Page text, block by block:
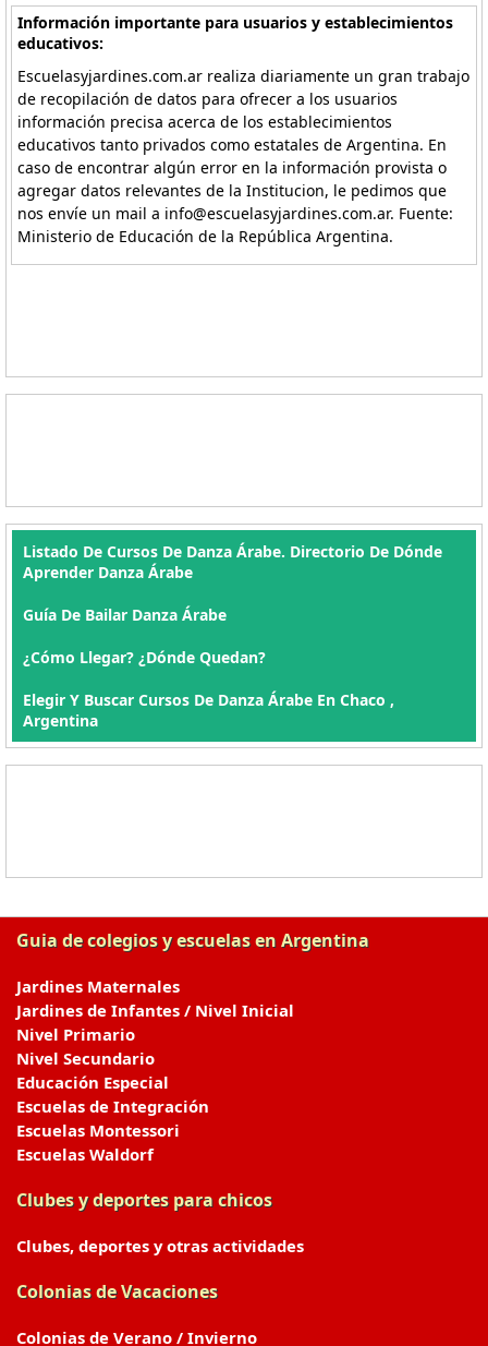
Información importante para usuarios y establecimientos
educativos:
Escuelasyjardines.com.ar realiza diariamente un gran trabajo
de recopilación de datos para ofrecer a los usuarios
información precisa acerca de los establecimientos
educativos tanto privados como estatales de Argentina. En
caso de encontrar algún error en la información provista o
agregar datos relevantes de la Institucion, le pedimos que
nos envíe un mail a info@escuelasyjardines.com.ar. Fuente:
Ministerio de Educación de la República Argentina.
Listado De Cursos De Danza Árabe. Directorio De Dónde
Aprender Danza Árabe
Guía De Bailar Danza Árabe
¿Cómo Llegar? ¿Dónde Quedan?
Elegir Y Buscar Cursos De Danza Árabe En Chaco ,
Argentina
Guia de colegios y escuelas en Argentina
Jardines Maternales
Jardines de Infantes / Nivel Inicial
Nivel Primario
Nivel Secundario
Educación Especial
Escuelas de Integración
Escuelas Montessori
Escuelas Waldorf
Clubes y deportes para chicos
Clubes, deportes y otras actividades
Colonias de Vacaciones
Colonias de Verano / Invierno